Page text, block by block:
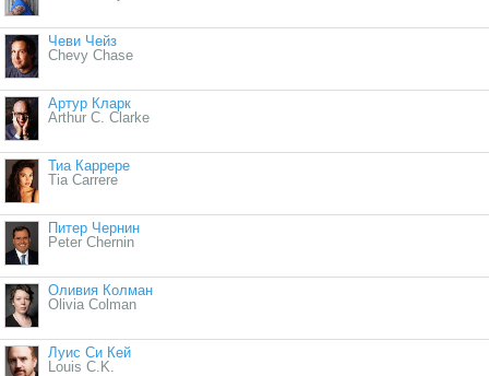
Чеви Чейз
Chevy Chase
Артур Кларк
Arthur C. Clarke
Тиа Каррере
Tia Carrere
Питер Чернин
Peter Chernin
Оливия Колман
Olivia Colman
Луис Си Кей
Louis C.K.